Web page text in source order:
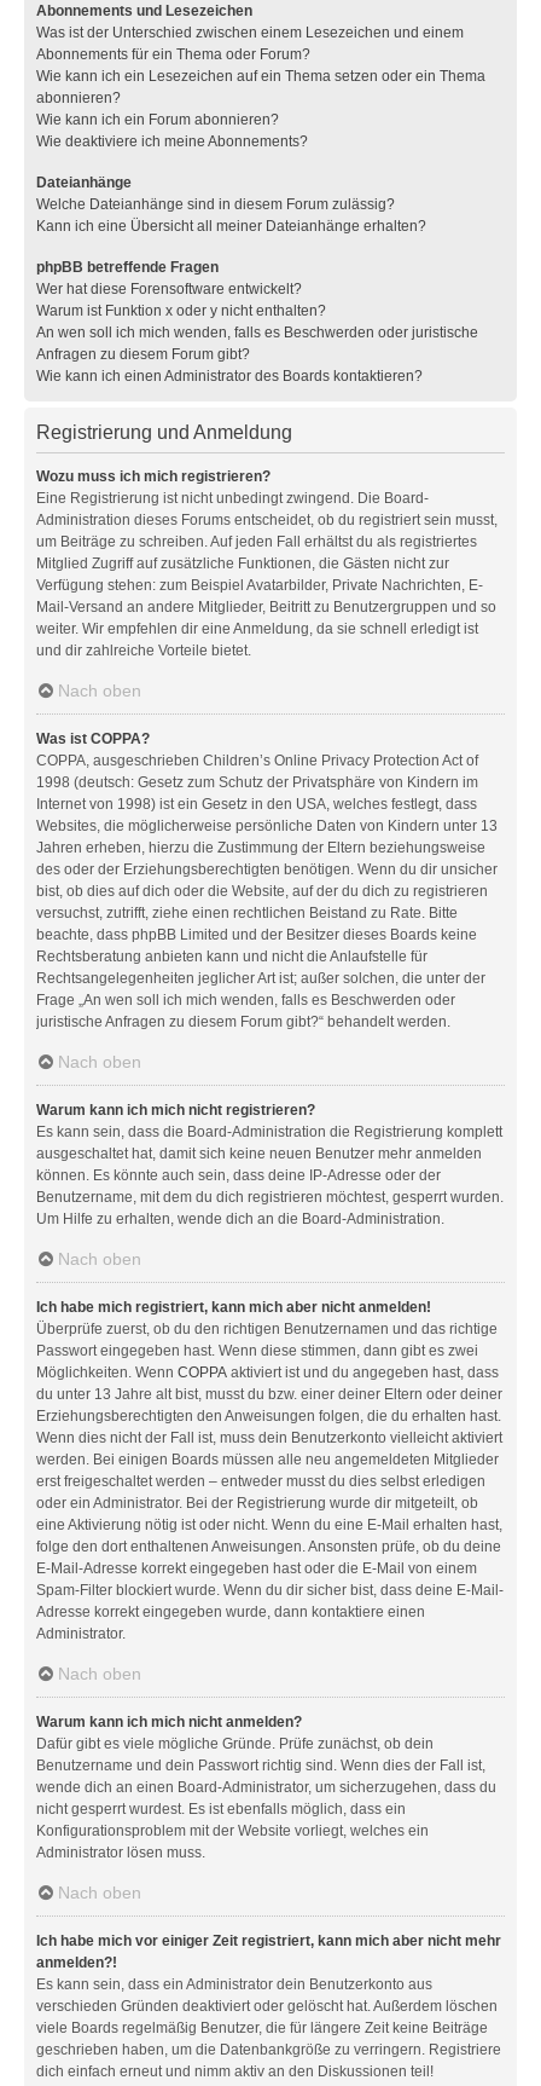
Abonnements und Lesezeichen
Was ist der Unterschied zwischen einem Lesezeichen und einem
Abonnements für ein Thema oder Forum?
Wie kann ich ein Lesezeichen auf ein Thema setzen oder ein Thema
abonnieren?
Wie kann ich ein Forum abonnieren?
Wie deaktiviere ich meine Abonnements?
Dateianhänge
Welche Dateianhänge sind in diesem Forum zulässig?
Kann ich eine Übersicht all meiner Dateianhänge erhalten?
phpBB betreffende Fragen
Wer hat diese Forensoftware entwickelt?
Warum ist Funktion x oder y nicht enthalten?
An wen soll ich mich wenden, falls es Beschwerden oder juristische
Anfragen zu diesem Forum gibt?
Wie kann ich einen Administrator des Boards kontaktieren?
Registrierung und Anmeldung
Wozu muss ich mich registrieren?
Eine Registrierung ist nicht unbedingt zwingend. Die Board-
Administration dieses Forums entscheidet, ob du registriert sein musst,
um Beiträge zu schreiben. Auf jeden Fall erhältst du als registriertes
Mitglied Zugriff auf zusätzliche Funktionen, die Gästen nicht zur
Verfügung stehen: zum Beispiel Avatarbilder, Private Nachrichten, E-
Mail-Versand an andere Mitglieder, Beitritt zu Benutzergruppen und so
weiter. Wir empfehlen dir eine Anmeldung, da sie schnell erledigt ist
und dir zahlreiche Vorteile bietet.
Nach oben
Was ist COPPA?
COPPA, ausgeschrieben Children’s Online Privacy Protection Act of
1998 (deutsch: Gesetz zum Schutz der Privatsphäre von Kindern im
Internet von 1998) ist ein Gesetz in den USA, welches festlegt, dass
Websites, die möglicherweise persönliche Daten von Kindern unter 13
Jahren erheben, hierzu die Zustimmung der Eltern beziehungsweise
des oder der Erziehungsberechtigten benötigen. Wenn du dir unsicher
bist, ob dies auf dich oder die Website, auf der du dich zu registrieren
versuchst, zutrifft, ziehe einen rechtlichen Beistand zu Rate. Bitte
beachte, dass phpBB Limited und der Besitzer dieses Boards keine
Rechtsberatung anbieten kann und nicht die Anlaufstelle für
Rechtsangelegenheiten jeglicher Art ist; außer solchen, die unter der
Frage „An wen soll ich mich wenden, falls es Beschwerden oder
juristische Anfragen zu diesem Forum gibt?“ behandelt werden.
Nach oben
Warum kann ich mich nicht registrieren?
Es kann sein, dass die Board-Administration die Registrierung komplett
ausgeschaltet hat, damit sich keine neuen Benutzer mehr anmelden
können. Es könnte auch sein, dass deine IP-Adresse oder der
Benutzername, mit dem du dich registrieren möchtest, gesperrt wurden.
Um Hilfe zu erhalten, wende dich an die Board-Administration.
Nach oben
Ich habe mich registriert, kann mich aber nicht anmelden!
Überprüfe zuerst, ob du den richtigen Benutzernamen und das richtige
Passwort eingegeben hast. Wenn diese stimmen, dann gibt es zwei
Möglichkeiten. Wenn COPPA aktiviert ist und du angegeben hast, dass
du unter 13 Jahre alt bist, musst du bzw. einer deiner Eltern oder deiner
Erziehungsberechtigten den Anweisungen folgen, die du erhalten hast.
Wenn dies nicht der Fall ist, muss dein Benutzerkonto vielleicht aktiviert
werden. Bei einigen Boards müssen alle neu angemeldeten Mitglieder
erst freigeschaltet werden – entweder musst du dies selbst erledigen
oder ein Administrator. Bei der Registrierung wurde dir mitgeteilt, ob
eine Aktivierung nötig ist oder nicht. Wenn du eine E-Mail erhalten hast,
folge den dort enthaltenen Anweisungen. Ansonsten prüfe, ob du deine
E-Mail-Adresse korrekt eingegeben hast oder die E-Mail von einem
Spam-Filter blockiert wurde. Wenn du dir sicher bist, dass deine E-Mail-
Adresse korrekt eingegeben wurde, dann kontaktiere einen
Administrator.
Nach oben
Warum kann ich mich nicht anmelden?
Dafür gibt es viele mögliche Gründe. Prüfe zunächst, ob dein
Benutzername und dein Passwort richtig sind. Wenn dies der Fall ist,
wende dich an einen Board-Administrator, um sicherzugehen, dass du
nicht gesperrt wurdest. Es ist ebenfalls möglich, dass ein
Konfigurationsproblem mit der Website vorliegt, welches ein
Administrator lösen muss.
Nach oben
Ich habe mich vor einiger Zeit registriert, kann mich aber nicht mehr
anmelden?!
Es kann sein, dass ein Administrator dein Benutzerkonto aus
verschieden Gründen deaktiviert oder gelöscht hat. Außerdem löschen
viele Boards regelmäßig Benutzer, die für längere Zeit keine Beiträge
geschrieben haben, um die Datenbankgröße zu verringern. Registriere
dich einfach erneut und nimm aktiv an den Diskussionen teil!